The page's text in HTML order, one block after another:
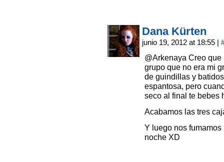
Dana Kürten
junio 19, 2012 at 18:55 |
@Arkenaya Creo
grupo que no era mi
de guindillas y
espantosa, pero
seco al final te bebes
Acabamos las tres
Y luego nos
noche XD